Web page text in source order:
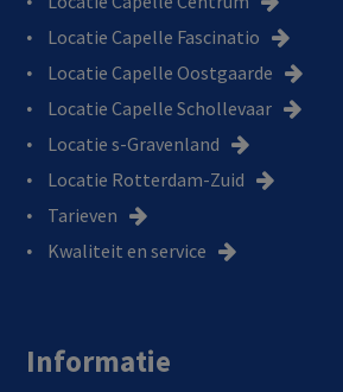
Locatie Capelle Fascinatio
Locatie Capelle Oostgaarde
Locatie Capelle Schollevaar
Locatie s-Gravenland
Locatie Rotterdam-Zuid
Tarieven
Kwaliteit en service
Informatie